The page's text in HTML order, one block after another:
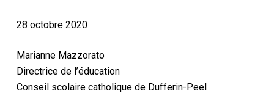
28 octobre 2020
Marianne Mazzorato
Directrice de l’éducation
Conseil scolaire catholique de Dufferin-Peel